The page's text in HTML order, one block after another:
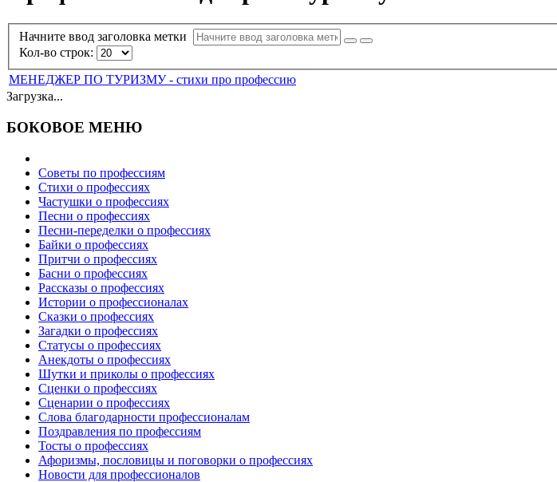
Начните ввод заголовка метки
Кол-во строк:
МЕНЕДЖЕР ПО ТУРИЗМУ - стихи про профессию
Загрузка...
БОКОВОЕ МЕНЮ
Советы по профессиям
Стихи о профессиях
Частушки о профессиях
Песни о профессиях
Песни-переделки о профессиях
Байки о профессиях
Притчи о профессиях
Басни о профессиях
Рассказы о профессиях
Истории о профессионалах
Сказки о профессиях
Загадки о профессиях
Статусы о профессиях
Анекдоты о профессиях
Шутки и приколы о профессиях
Сценки о профессиях
Сценарии о профессиях
Слова благодарности профессионалам
Поздравления по профессиям
Тосты о профессиях
Афоризмы, пословицы и поговорки о профессиях
Новости для профессионалов